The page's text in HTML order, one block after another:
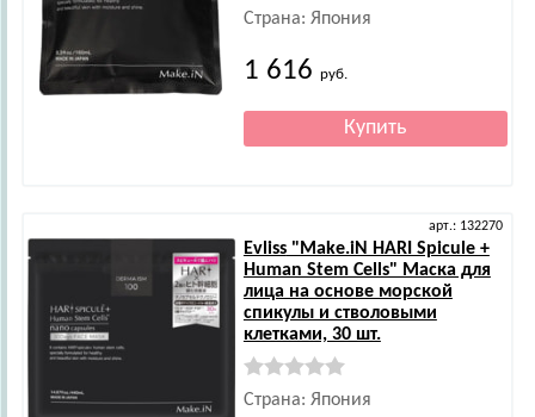
Страна: Япония
1 616 руб.
арт.: 132270
Evliss"Make.iN HARI Spicule +
Human Stem Cells" Маска для
лица на основе морской
спикулы и стволовыми
клетками, 30 шт.
Страна: Япония